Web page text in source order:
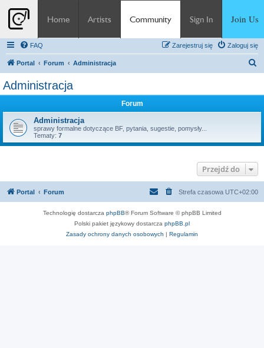
Home Artists Community Sign In Join Us
FAQ Zaloguj się
Zarejestruj się
Portal Forum Administracja
Administracja
Forum
Administracja
sprawy formalne dotyczące BF, pytania, sugestie, pomysły...
Tematy: 7
Przejdź do
Portal Forum Strefa czasowa UTC+02:00
Technologię dostarcza phpBB® Forum Software © phpBB Limited
Polski pakiet językowy dostarcza phpBB.pl
Zasady ochrony danych osobowych | Regulamin